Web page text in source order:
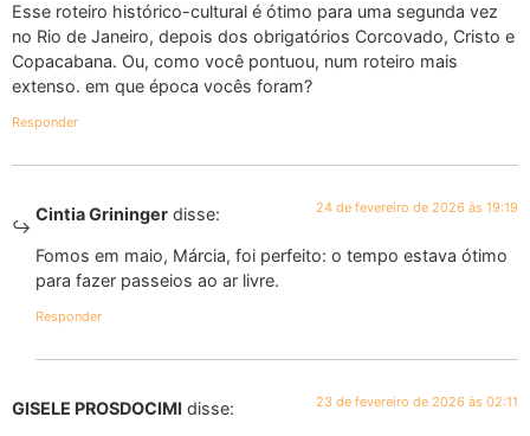
Esse roteiro histórico-cultural é ótimo para uma segunda vez
no Rio de Janeiro, depois dos obrigatórios Corcovado, Cristo e
Copacabana. Ou, como você pontuou, num roteiro mais
extenso. em que época vocês foram?
Responder
Cintia Grininger disse: 24 de fevereiro de 2026 às 19:19
Fomos em maio, Márcia, foi perfeito: o tempo estava ótimo
para fazer passeios ao ar livre.
Responder
GISELE PROSDOCIMI disse: 23 de fevereiro de 2026 às 02:11